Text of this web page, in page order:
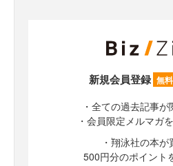
新規会員登録 無料
・全ての過去記事
・会員限定メルマガ
・翔泳社の本が
500円分のポイント